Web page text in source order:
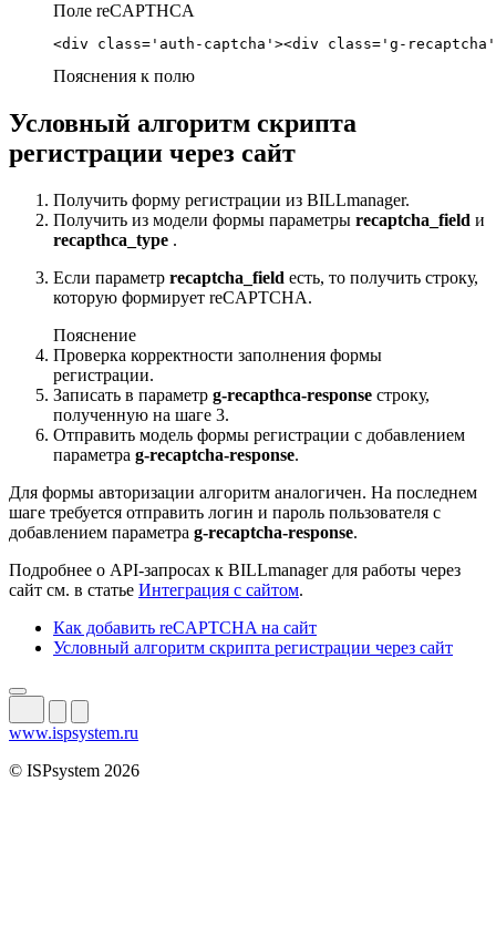
Поле reCAPTHCA
<div class='auth-captcha'><div class='g-recaptcha'
Пояснения к полю
Условный алгоритм скрипта
регистрации через сайт
Получить форму регистрации из BILLmanager.
Получить из модели формы параметры recaptcha_field и
recapthca_type .
Если параметр recaptcha_field есть, то получить строку,
которую формирует reCAPTCHA.
Пояснение
Проверка корректности заполнения формы
регистрации.
Записать в параметр g-recapthca-response строку,
полученную на шаге 3.
Отправить модель формы регистрации с добавлением
параметра g-recaptcha-response.
Для формы авторизации алгоритм аналогичен. На последнем
шаге требуется отправить логин и пароль пользователя с
добавлением параметра g-recaptcha-response.
Подробнее о API-запросах к BILLmanager для работы через
сайт см. в статье Интеграция с сайтом.
Как добавить reCAPTCHA на сайт
Условный алгоритм скрипта регистрации через сайт
www.ispsystem.ru
© ISPsystem 2026